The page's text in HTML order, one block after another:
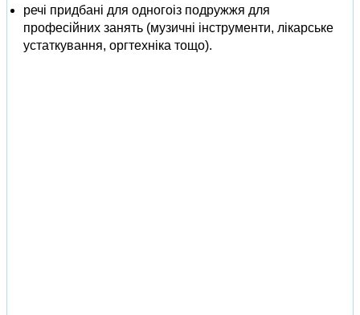
речі придбані для одногоіз подружжя для
професійних занять (музичні інструменти, лікарське
устаткування, оргтехніка тощо).